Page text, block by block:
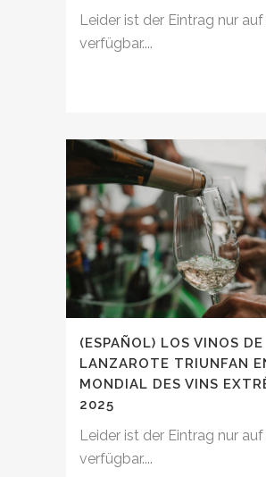
Leider ist der Eintrag nur
verfügbar....
(ESPAÑOL) LOS VINOS DE
LANZAROTE TRIUNFAN
MONDIAL DES VINS
2025
Leider ist der Eintrag nur
verfügbar....